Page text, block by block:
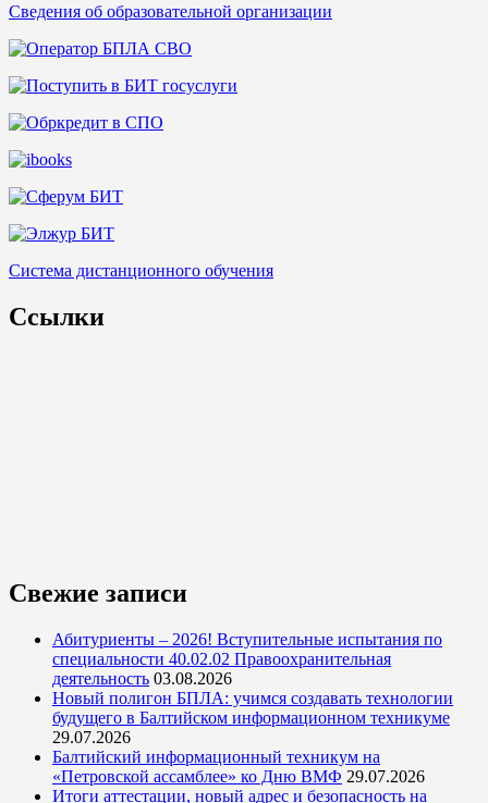
Сведения об образовательной организации
Система дистанционного обучения
Ссылки
Свежие записи
Абитуриенты – 2026! Вступительные испытания по
специальности 40.02.02 Правоохранительная
деятельность 03.08.2026
Новый полигон БПЛА: учимся создавать технологии
будущего в Балтийском информационном техникуме
29.07.2026
Балтийский информационный техникум на
«Петровской ассамблее» ко Дню ВМФ 29.07.2026
Итоги аттестации, новый адрес и безопасность на